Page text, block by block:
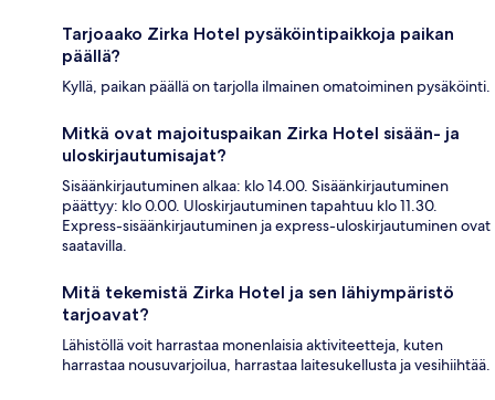
Tarjoaako Zirka Hotel pysäköintipaikkoja paikan
päällä?
Kyllä, paikan päällä on tarjolla ilmainen omatoiminen pysäköinti.
Mitkä ovat majoituspaikan Zirka Hotel sisään- ja
uloskirjautumisajat?
Sisäänkirjautuminen alkaa: klo 14.00. Sisäänkirjautuminen
päättyy: klo 0.00. Uloskirjautuminen tapahtuu klo 11.30.
Express-sisäänkirjautuminen ja express-uloskirjautuminen ovat
saatavilla.
Mitä tekemistä Zirka Hotel ja sen lähiympäristö
tarjoavat?
Lähistöllä voit harrastaa monenlaisia aktiviteetteja, kuten
harrastaa nousuvarjoilua, harrastaa laitesukellusta ja vesihiihtää.